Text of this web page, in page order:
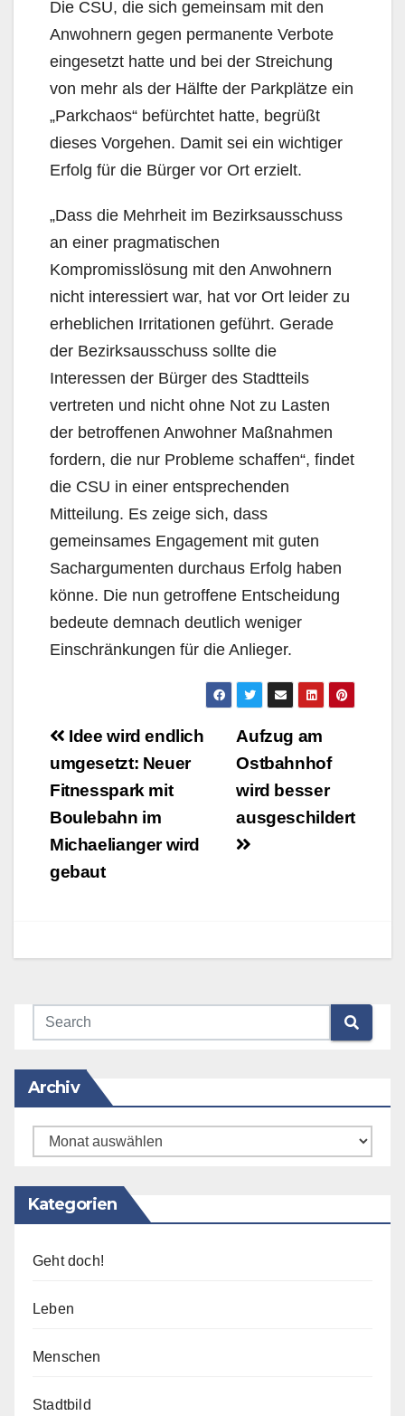
Die CSU, die sich gemeinsam mit den
Anwohnern gegen permanente Verbote
eingesetzt hatte und bei der Streichung
von mehr als der Hälfte der Parkplätze ein
„Parkchaos“ befürchtet hatte, begrüßt
dieses Vorgehen. Damit sei ein wichtiger
Erfolg für die Bürger vor Ort erzielt.
„Dass die Mehrheit im Bezirksausschuss
an einer pragmatischen
Kompromisslösung mit den Anwohnern
nicht interessiert war, hat vor Ort leider zu
erheblichen Irritationen geführt. Gerade
der Bezirksausschuss sollte die
Interessen der Bürger des Stadtteils
vertreten und nicht ohne Not zu Lasten
der betroffenen Anwohner Maßnahmen
fordern, die nur Probleme schaffen“, findet
die CSU in einer entsprechenden
Mitteilung. Es zeige sich, dass
gemeinsames Engagement mit guten
Sachargumenten durchaus Erfolg haben
könne. Die nun getroffene Entscheidung
bedeute demnach deutlich weniger
Einschränkungen für die Anlieger.
Beitragsnavigation
Aufzug am
Ostbahnhof
wird besser
ausgeschildert
Idee wird endlich
umgesetzt: Neuer
Fitnesspark mit
Boulebahn im
Michaelianger wird
gebaut
Archiv
Archiv
Kategorien
Geht doch!
Leben
Menschen
Stadtbild